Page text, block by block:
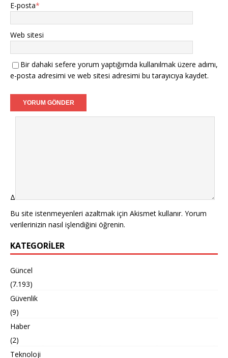
E-posta*
Web sitesi
Bir dahaki sefere yorum yaptığımda kullanılmak üzere adımı,
e-posta adresimi ve web sitesi adresimi bu tarayıcıya kaydet.
Δ
Bu site istenmeyenleri azaltmak için Akismet kullanır. Yorum
verilerinizin nasıl işlendiğini öğrenin.
KATEGORILER
Güncel
(7.193)
Güvenlik
(9)
Haber
(2)
Teknoloji